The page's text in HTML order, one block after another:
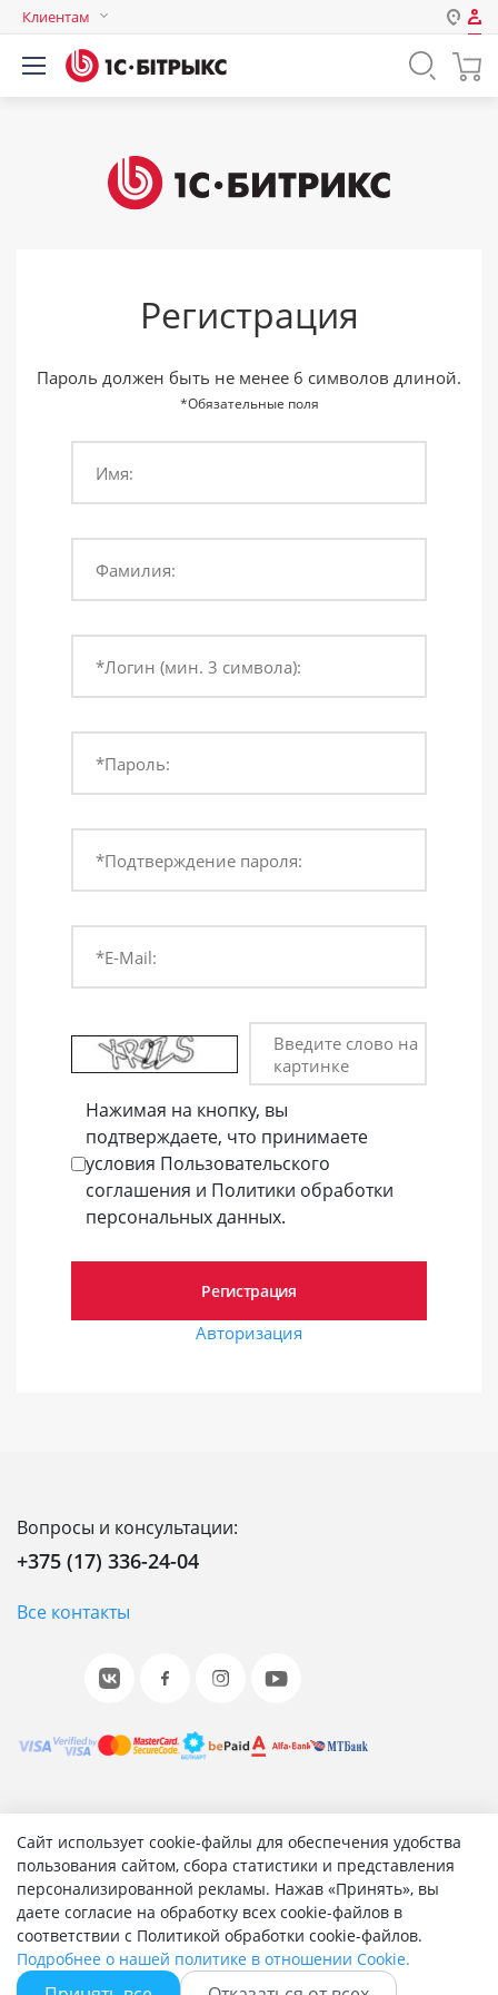
Сайт использует cookie-файлы для обеспечения удобства
пользования сайтом, сбора статистики и представления
персонализированной рекламы. Нажав «Принять», вы
даете согласие на обработку всех cookie-файлов в
соответствии с Политикой обработки cookie-файлов.
Подробнее о нашей политике в отношении Cookie.
Клиентам
Авторизация
Логин
Запомнить меня на этом
компьютере
Забыли свой пароль?
Регистрация
Пароль должен быть не менее 6 символов длиной.
*Обязательные поля
Имя:
Фамилия:
*Логин (мин. 3 символа):
*Пароль:
*Подтверждение пароля:
*E-Mail:
Введите слово на
картинке
Нажимая на кнопку, вы
подтверждаете, что принимаете
условия Пользовательского
соглашения и Политики обработки
персональных данных.
Авторизация
Вопросы и консультации:
+375 (17) 336-24-04
Все контакты
© 2001-2026 «Битрикс», «1С-Битрикс». Работает на 1С-
Битрикс: Управление сайтом.
Согласие на обработку персональных данных
Отзыв согласия на обработку персональных данных
Политика обработки персональных данных
Соглашение об использовании сайта